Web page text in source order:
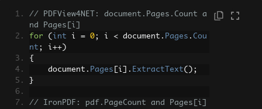
// PDFView4NET: document.Pages.Count a
nd Pages[i]
for
( int i = 0; i < document . Pages . Cou
nt ; i++)
{
    document
. Pages i ]. ExtractText();
}
// IronPDF: pdf.PageCount and Pages[i]